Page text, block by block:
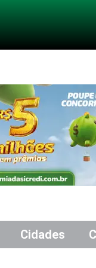
Cidades